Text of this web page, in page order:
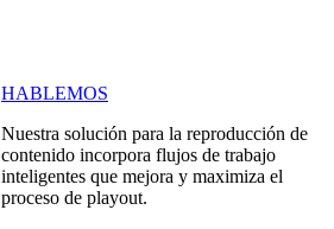
HABLEMOS
Nuestra solución para la reproducción de
contenido incorpora flujos de trabajo
inteligentes que mejora y maximiza el
proceso de playout.